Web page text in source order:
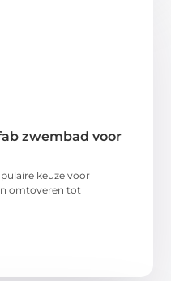
zwembad voor
keuze voor
omtoveren tot